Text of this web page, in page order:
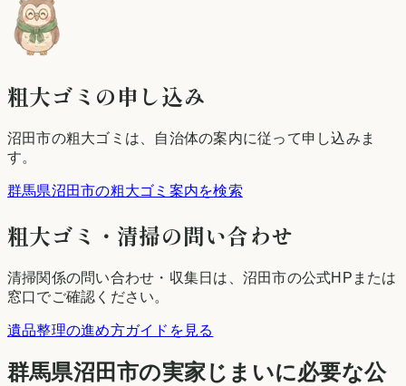
粗大ゴミの申し込み
沼田市の粗大ゴミは、自治体の案内に従って申し込みま
す。
群馬県沼田市の粗大ゴミ案内を検索
粗大ゴミ・清掃の問い合わせ
清掃関係の問い合わせ・収集日は、 沼田市の公式HPまたは
窓口でご確認ください。
遺品整理の進め方ガイドを見る
群馬県沼田市の実家じまいに必要な公